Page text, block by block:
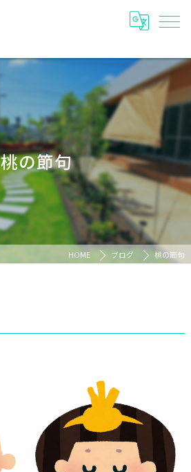
桃の節句
HOME ブログ 桃の節句